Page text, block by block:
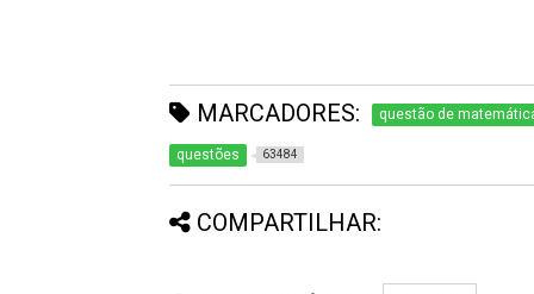
MARCADORES: questão de
questões 63484
COMPARTILHAR: